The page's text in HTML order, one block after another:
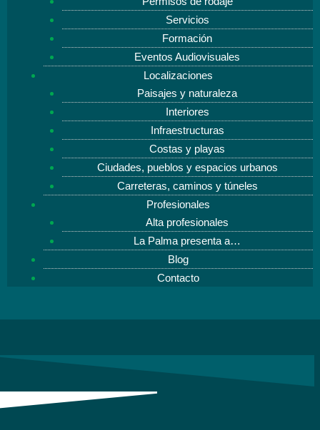
Servicios
Formación
Eventos Audiovisuales
Localizaciones
Paisajes y naturaleza
Interiores
Infraestructuras
Costas y playas
Ciudades, pueblos y espacios urbanos
Carreteras, caminos y túneles
Profesionales
Alta profesionales
La Palma presenta a…
Blog
Contacto